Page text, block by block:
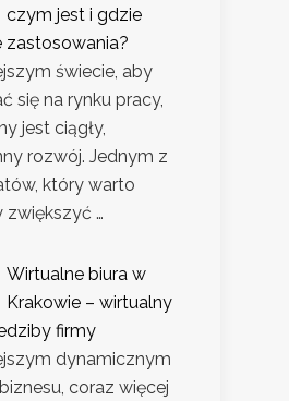
czym jest i gdzie
zastosowania?
świecie, aby
się na rynku pracy,
jest ciągły,
rozwój. Jednym z
który warto
zwiększyć …
Wirtualne biura w
Krakowie – wirtualny
firmy
dynamicznym
coraz więcej